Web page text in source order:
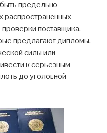
предельно
распространенных
проверки поставщика.
предлагают дипломы,
силы или
к серьезным
до уголовной